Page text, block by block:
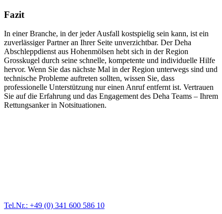
Fazit
In einer Branche, in der jeder Ausfall kostspielig sein kann, ist ein
zuverlässiger Partner an Ihrer Seite unverzichtbar. Der Deha
Abschleppdienst aus Hohenmölsen hebt sich in der Region
Grosskugel durch seine schnelle, kompetente und individuelle Hilfe
hervor. Wenn Sie das nächste Mal in der Region unterwegs sind und
technische Probleme auftreten sollten, wissen Sie, dass
professionelle Unterstützung nur einen Anruf entfernt ist. Vertrauen
Sie auf die Erfahrung und das Engagement des Deha Teams – Ihrem
Rettungsanker in Notsituationen.
Tel.Nr.: +49 (0) 341 600 586 10